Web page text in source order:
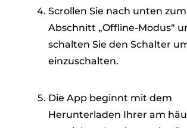
Scrollen Sie nach unten zum
Abschnitt „Offline-Modus“
schalten Sie den Schalter
einzuschalten.
Die App beginnt mit dem
Herunterladen Ihrer am